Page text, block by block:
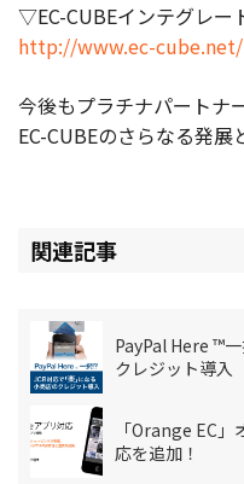
▽EC-CUBEインテグレー
http://www.ec-
今後もプラチナパートナ
EC-CUBEのさらなる発展
関連記事
PayPal Here ™
クレジット導入
「Orange EC
応を追加！